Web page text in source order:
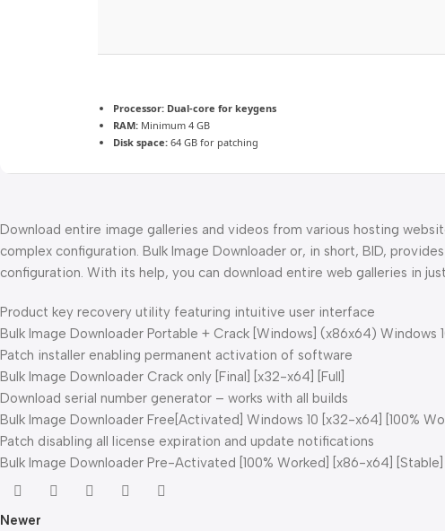
Processor: Dual-core for keygens
RAM: Minimum 4 GB
Disk space: 64 GB for patching
Download entire image galleries and videos from various hosting
complex configuration. Bulk Image Downloader or, in short, BID,
configuration. With its help, you can download entire web galleries in
Product key recovery utility featuring intuitive user interface
Bulk Image Downloader Portable + Crack [Windows] (x86x64) Windows
Patch installer enabling permanent activation of software
Bulk Image Downloader Crack only [Final] [x32-x64] [Full]
Download serial number generator – works with all builds
Bulk Image Downloader Free[Activated] Windows 10 [x32-x64] [100%
Patch disabling all license expiration and update notifications
Bulk Image Downloader Pre-Activated [100% Worked] [x86-x64] [Stable]
Newer